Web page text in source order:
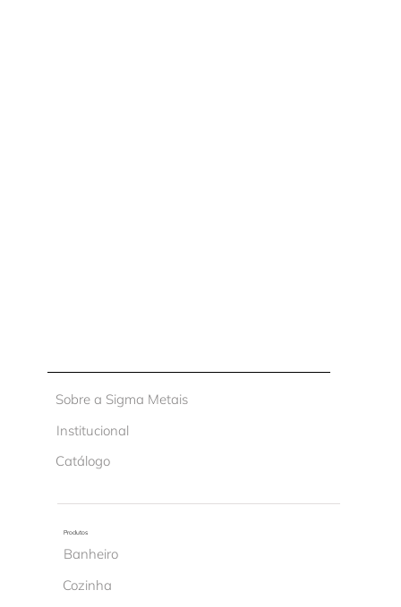
Sobre a Sigma Metais
Institucional
Catálogo
Produtos
Banheiro
Cozinha